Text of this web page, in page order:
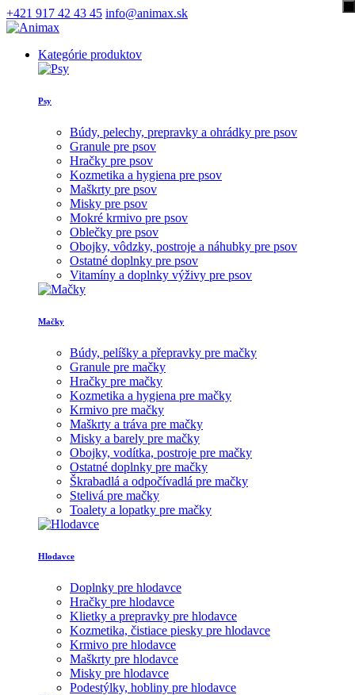
+421 917 42 43 45 info@animax.sk
Kategórie produktov
Psy
Búdy, pelechy, prepravky a ohrádky pre psov
Granule pre psov
Hračky pre psov
Kozmetika a hygiena pre psov
Maškrty pre psov
Misky pre psov
Mokré krmivo pre psov
Oblečky pre psov
Obojky, vôdzky, postroje a náhubky pre psov
Ostatné doplnky pre psov
Vitamíny a doplnky výživy pre psov
Mačky
Búdy, pelíšky a přepravky pre mačky
Granule pre mačky
Hračky pre mačky
Kozmetika a hygiena pre mačky
Krmivo pre mačky
Maškrty a tráva pre mačky
Misky a barely pre mačky
Obojky, vodítka, postroje pre mačky
Ostatné doplnky pre mačky
Škrabadlá a odpočívadlá pre mačky
Stelivá pre mačky
Toalety a lopatky pre mačky
Hlodavce
Doplnky pre hlodavce
Hračky pre hlodavce
Klietky a prepravky pre hlodavce
Kozmetika, čistiace piesky pre hlodavce
Krmivo pre hlodavce
Maškrty pre hlodavce
Misky pre hlodavce
Podestýlky, hobliny pre hlodavce